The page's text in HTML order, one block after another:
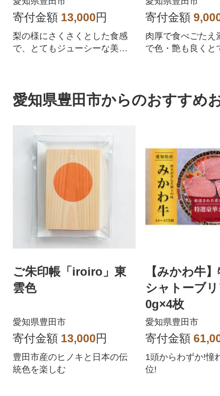
寄付金額 13,000円
梨の様にさくさくとした食感
で、とてもジューシーな美味
寄付金額
肉厚で食べごたえ
で色・艶も良くと
愛知県豊田市からのおすすめ
ご朱印帳「iroiro」東
雲色
愛知県豊田市
寄付金額 13,000円
豊田市産のヒノキと日本の伝
統色を楽しむ
【みかわ牛
シャトーブ
0g×4枚
愛知県豊田市
寄付金額
1頭からわずか!憧
位!